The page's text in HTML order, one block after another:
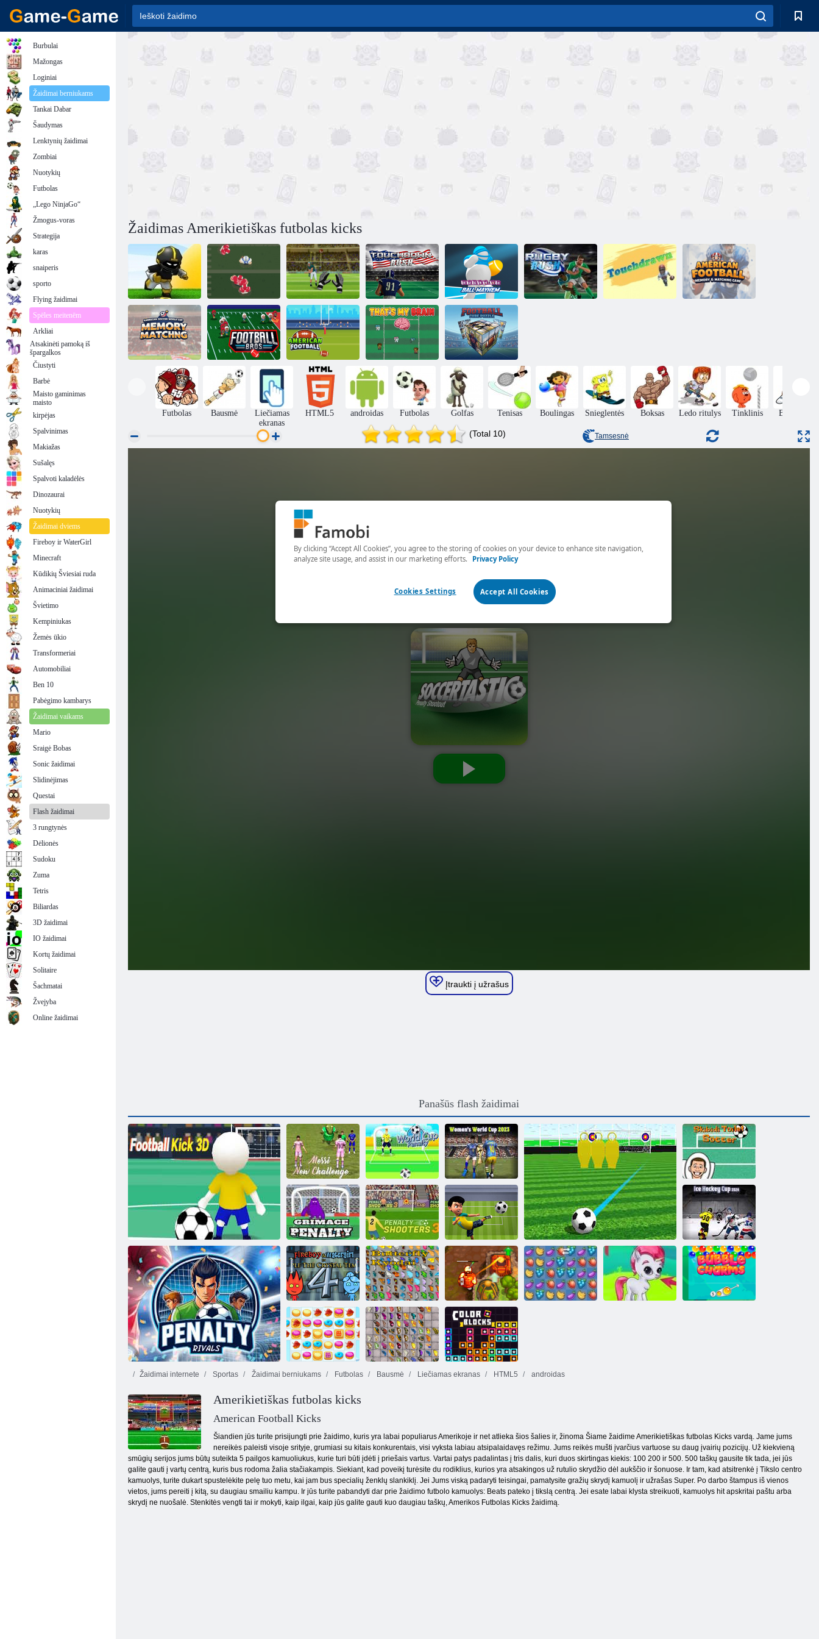
Žaidimas Amerikietiškas futbolas kicks
Įvartis sprogo Tūpimo Pro"
Amerikos
futbolo iššūkis
Atsisiuntimas
Regbis. io Ball
Mayhem
Amerikos
futbolo pasaulio
taurės atminties
atitikimas
Futbolo brosai
Amerikos
futbolas
Tai mano
Futbolo kubo
galvosūkis
Futbolas Bausmė
Liečiamas
ekranas
HTML5 androidas Futbolas Golfas Tenisas Boulingas Snieglentės Boksas Ledo ritulys Tinklinis Beisbolas
(Total 10) Tamsesnė
Įtraukti į užrašus
Panašūs flash žaidimai
Futbolo smūgis 3D
Naujasis Messi
iššūkis
Pasaulio taurės
baudinys
2023 m. moterų
pasaulio taurė
Skibidi tualeto
futbolas
Grimasos
baudinys
Baudinių
metimai 3
Varžovai baudos
„Tappu Free
Kick Challenge“
2024 m.
pasaulio ledo
ritulio taurė
„Fireboy“ ir
„Vochergirl 4“:
„Crystal
Temple“
Drugelis kyodai
Prakeiktas lobis
2
Slapukų
sutriuškinimas 2
Žaidimai internete Sportas Žaidimai berniukams Futbolas Bausmė Liečiamas ekranas HTML5 androidas
Amerikietiškas futbolas kicks
American Football Kicks
Šiandien jūs turite prisijungti prie žaidimo, kuris yra labai populiarus Amerikoje ir net atlieka šios šalies ir, žinoma Šiame žaidime Amerikietiškas futbolas Kicks vardą. Jame jums
nereikės paleisti visoje srityje, grumiasi su kitais konkurentais, visi vyksta labiau atsipalaidavęs režimu. Jums reikės mušti įvarčius vartuose su daug įvairių pozicijų. Už kiekvieną
smūgių serijos jums būtų suteikta 5 pailgos kamuoliukus, kurie turi būti įdėti į priešais vartus. Vartai patys padalintas į tris dalis, kuri duos skirtingas kiekis: 100 200 ir 500. 500 taškų gausite tik tada, jei jūs
galite gauti į vartų centrą, kuris bus rodoma žalia stačiakampis. Siekiant, kad poveikį turėsite du rodiklius, kurios yra atsakingos už rutulio skrydžio dėl aukščio ir šonuose. Ir tam, kad atsitrenkė į Tikslo centro
kamuolys, turite dukart spustelėkite pelę tuo metu, kai jam bus specialių ženklų slankiklį. Jei Jums viską padaryti teisingai, pamatysite gražių skrydį kamuolį ir užrašas Super. Po darbo štampus iš vienos
vietos, jums pereiti į kitą, su daugiau smailiu kampu. Ir jūs turite pabandyti dar prie žaidimo futbolo kamuolys: Beats pateko į tikslą centrą. Jei esate labai klysta streikuoti, kamuolys hit apskritai paštu arba
skrydį ne nuošalė. Stenkitės vengti tai ir mokyti, kaip ilgai, kaip jūs galite gauti kuo daugiau taškų, Amerikos Futbolas Kicks žaidimą.
Burbulai
Mažongas
Loginiai
Žaidimai berniukams
Tankai Dabar
Šaudymas
Lenktynių žaidimai
Zombiai
Nuotykių
Futbolas
„Lego NinjaGo“
Žmogus-voras
Strategija
karas
snaiperis
sporto
Flying žaidimai
Spēles meitenēm
Arkliai
Atsakinėti pamoką iš
špargalkos
Čiustyti
Barbė
Maisto gaminimas
maisto
kirpėjas
Spalvinimas
Makiažas
Sušalęs
Spalvoti kaladėlės
Dinozaurai
Nuotykių
Žaidimai dviems
Fireboy ir WaterGirl
Minecraft
Kūdikių Šviesiai ruda
Animaciniai žaidimai
Švietimo
Kempiniukas
Žemės ūkio
Transformeriai
Automobiliai
Ben 10
Pabėgimo kambarys
Žaidimai vaikams
Mario
Sraigė Bobas
Sonic žaidimai
Slidinėjimas
Questai
Flash žaidimai
3 rungtynės
Dėlionės
Sudoku
Zuma
Tetris
Biliardas
3D žaidimai
IO žaidimai
Kortų žaidimai
Solitaire
Šachmatai
Žvejyba
Online žaidimai